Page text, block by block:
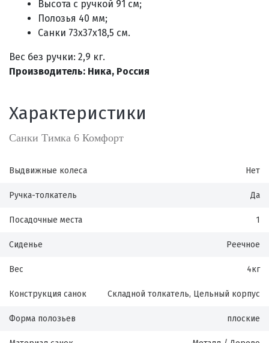
Высота с ручкой 91 см;
Полозья 40 мм;
Санки 73х37х18,5 см.
Вес без ручки: 2,9 кг.
Производитель: Ника, Россия
Характеристики
Санки Тимка 6 Комфорт
Выдвижные колеса Нет
Ручка-толкатель Да
Посадочные места 1
Сиденье Реечное
Вес 4кг
Конструкция санок Складной толкатель, Цельный корпус
Форма полозьев плоские